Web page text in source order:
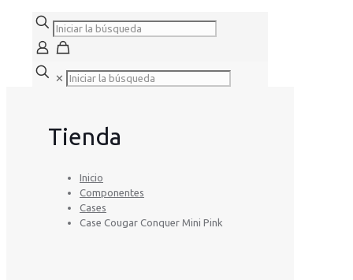
✕
Tienda
Inicio
Componentes
Cases
Case Cougar Conquer Mini Pink